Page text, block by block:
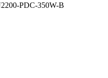
PDC-350W-B